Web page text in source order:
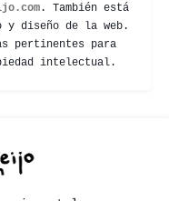
. También está
diseño de la web.
pertinentes para
intelectual.